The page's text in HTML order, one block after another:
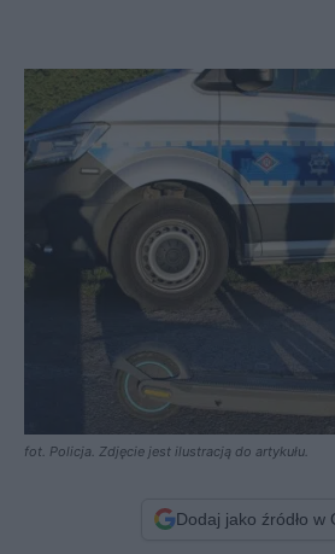
fot. Policja. Zdjęcie jest ilustracją do artykułu.
Dodaj jako źródło w